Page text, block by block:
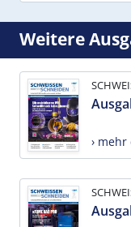
Weitere
›